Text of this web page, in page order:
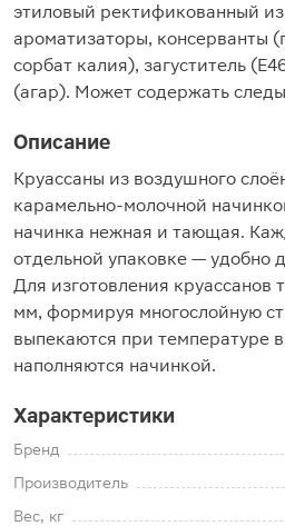
этиловый ректификованный
ароматизаторы, консерванты
сорбат калия), загуститель
(агар). Может содержать
Описание
Круассаны из воздушного
карамельно-молочной
начинка нежная и тающая.
отдельной упаковке — удобно
Для изготовления круассанов
мм, формируя многослойную
выпекаются при температуре
наполняются начинкой.
Характеристики
Бренд
Производитель
Вес, кг